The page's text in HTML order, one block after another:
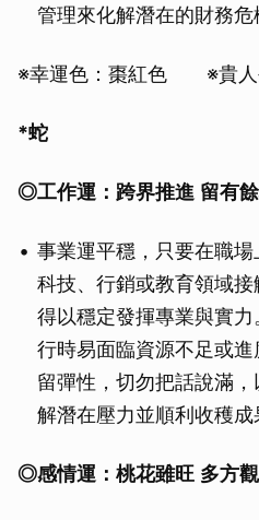
管理來化解潛在的財務危
※幸運色：棗紅色 ※貴人
*蛇
◎工作運：跨界推進 留有
事業運平穩，只要在職
科技、行銷或教育領域接
得以穩定發揮專業與實
行時易面臨資源不足或
留彈性，切勿把話說滿
解潛在壓力並順利收穫成
◎感情運：桃花雖旺 多方
取消